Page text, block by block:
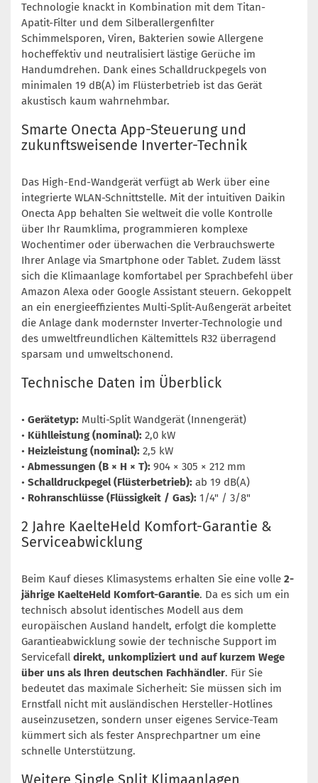
Technologie knackt in Kombination mit dem Titan-
Apatit-Filter und dem Silberallergenfilter
Schimmelsporen, Viren, Bakterien sowie Allergene
hocheffektiv und neutralisiert lästige Gerüche im
Handumdrehen. Dank eines Schalldruckpegels von
minimalen 19 dB(A) im Flüsterbetrieb ist das Gerät
akustisch kaum wahrnehmbar.
Smarte Onecta App-Steuerung und
zukunftsweisende Inverter-Technik
Das High-End-Wandgerät verfügt ab Werk über eine
integrierte WLAN-Schnittstelle. Mit der intuitiven Daikin
Onecta App behalten Sie weltweit die volle Kontrolle
über Ihr Raumklima, programmieren komplexe
Wochentimer oder überwachen die Verbrauchswerte
Ihrer Anlage via Smartphone oder Tablet. Zudem lässt
sich die Klimaanlage komfortabel per Sprachbefehl über
Amazon Alexa oder Google Assistant steuern. Gekoppelt
an ein energieeffizientes Multi-Split-Außengerät arbeitet
die Anlage dank modernster Inverter-Technologie und
des umweltfreundlichen Kältemittels R32 überragend
sparsam und umweltschonend.
Technische Daten im Überblick
• Gerätetyp: Multi-Split Wandgerät (Innengerät)
• Kühlleistung (nominal): 2,0 kW
• Heizleistung (nominal): 2,5 kW
• Abmessungen (B × H × T): 904 × 305 × 212 mm
• Schalldruckpegel (Flüsterbetrieb): ab 19 dB(A)
• Rohranschlüsse (Flüssigkeit / Gas): 1/4" / 3/8"
2 Jahre KaelteHeld Komfort-Garantie &
Serviceabwicklung
Beim Kauf dieses Klimasystems erhalten Sie eine volle 2-
jährige KaelteHeld Komfort-Garantie. Da es sich um ein
technisch absolut identisches Modell aus dem
europäischen Ausland handelt, erfolgt die komplette
Garantieabwicklung sowie der technische Support im
Servicefall direkt, unkompliziert und auf kurzem Wege
über uns als Ihren deutschen Fachhändler. Für Sie
bedeutet das maximale Sicherheit: Sie müssen sich im
Ernstfall nicht mit ausländischen Hersteller-Hotlines
auseinzusetzen, sondern unser eigenes Service-Team
kümmert sich als fester Ansprechpartner um eine
schnelle Unterstützung.
Weitere Single Split Klimaanlagen